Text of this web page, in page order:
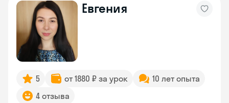
Евгения
5 от 1880 ₽ за урок
10 лет опыта
4 отзыва